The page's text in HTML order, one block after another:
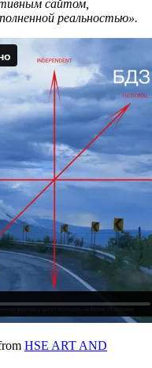
сайтом,
реальностью».
HSE ART AND